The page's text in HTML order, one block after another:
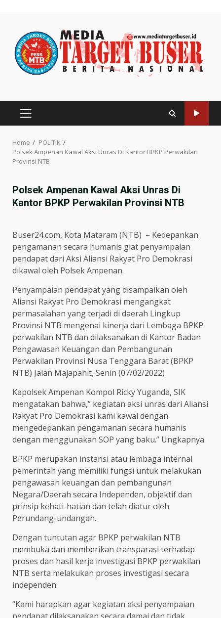
content
PRIMARY
Home
POLITIK
Polsek Ampenan Kawal Aksi Unras Di Kantor BPKP Perwakilan
Provinsi NTB
Polsek Ampenan Kawal Aksi Unras Di
Kantor BPKP Perwakilan Provinsi NTB
Buser24.com, Kota Mataram (NTB) – Kedepankan
pengamanan secara humanis giat penyampaian
pendapat dari Aksi Aliansi Rakyat Pro Demokrasi
dikawal oleh Polsek Ampenan.
Penyampaian pendapat yang disampaikan oleh
Aliansi Rakyat Pro Demokrasi mengangkat
permasalahan yang terjadi di daerah Lingkup
Provinsi NTB mengenai kinerja dari Lembaga BPKP
perwakilan NTB dan dilaksanakan di Kantor Badan
Pengawasan Keuangan dan Pembangunan
Perwakilan Provinsi Nusa Tenggara Barat (BPKP
NTB) Jalan Majapahit, Senin (07/02/2022)
Kapolsek Ampenan Kompol Ricky Yuganda, SIK
mengatakan bahwa,” kegiatan aksi unras dari Aliansi
Rakyat Pro Demokrasi kami kawal dengan
mengedepankan pengamanan secara humanis
dengan menggunakan SOP yang baku.” Ungkapnya.
BPKP merupakan instansi atau lembaga internal
pemerintah yang memiliki fungsi untuk melakukan
pengawasan keuangan dan pembangunan
Negara/Daerah secara Independen, objektif dan
prinsip kehati-hatian dan telah diatur oleh
Perundang-undangan.
Dengan tuntutan agar BPKP perwakilan NTB
membuka dan memberikan transparasi terhadap
proses dan hasil kerja investigasi BPKP perwakilan
NTB serta melakukan proses investigasi secara
independen.
“Kami harapkan agar kegiatan aksi penyampaian